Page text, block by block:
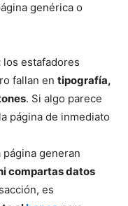
genérica o
los estafadores
fallan en tipografía,
. Si algo parece
página de inmediato
página generan
compartas datos
es